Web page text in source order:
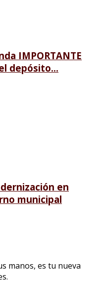
IMPORTANTE
depósito...
en
municipal
manos, es tu nueva